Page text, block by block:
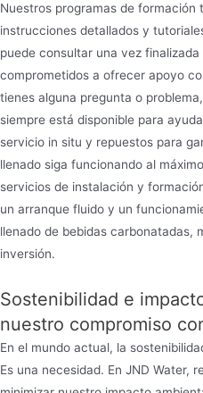
Nuestros programas de formación
instrucciones detallados y
puede consultar una vez
comprometidos a ofrecer apoyo
tienes alguna pregunta o
siempre está disponible para
servicio in situ y repuestos para
llenado siga funcionando al
servicios de instalación y
un arranque fluido y un
llenado de bebidas carbonatadas,
inversión.
Sostenibilidad e
nuestro compromiso
En el mundo actual, la
Es una necesidad. En JND Water,